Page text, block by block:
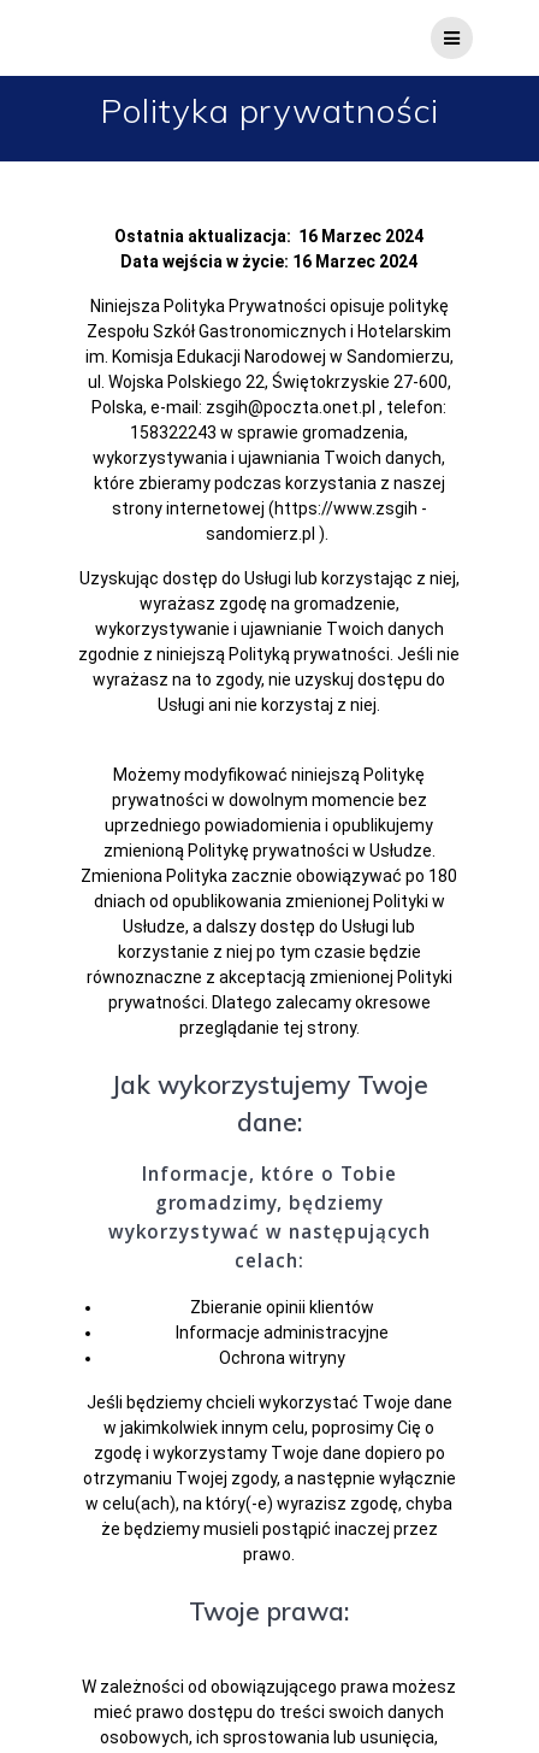
Polityka prywatności
Ostatnia aktualizacja: 16 Marzec 2024
Data wejścia w życie: 16 Marzec 2024
Niniejsza Polityka Prywatności opisuje politykę
Zespołu Szkół Gastronomicznych i Hotelarskim
im. Komisja Edukacji Narodowej w Sandomierzu,
ul. Wojska Polskiego 22, Świętokrzyskie 27-600,
Polska, e-mail: zsgih@poczta.onet.pl , telefon:
158322243 w sprawie gromadzenia,
wykorzystywania i ujawniania Twoich danych,
które zbieramy podczas korzystania z naszej
strony internetowej (https://www.zsgih -
sandomierz.pl ).
Uzyskując dostęp do Usługi lub korzystając z niej,
wyrażasz zgodę na gromadzenie,
wykorzystywanie i ujawnianie Twoich danych
zgodnie z niniejszą Polityką prywatności. Jeśli nie
wyrażasz na to zgody, nie uzyskuj dostępu do
Usługi ani nie korzystaj z niej.
Możemy modyfikować niniejszą Politykę
prywatności w dowolnym momencie bez
uprzedniego powiadomienia i opublikujemy
zmienioną Politykę prywatności w Usłudze.
Zmieniona Polityka zacznie obowiązywać po 180
dniach od opublikowania zmienionej Polityki w
Usłudze, a dalszy dostęp do Usługi lub
korzystanie z niej po tym czasie będzie
równoznaczne z akceptacją zmienionej Polityki
prywatności. Dlatego zalecamy okresowe
przeglądanie tej strony.
Jak wykorzystujemy Twoje
dane:
Informacje, które o Tobie
gromadzimy, będziemy
wykorzystywać w następujących
celach:
Zbieranie opinii klientów
Informacje administracyjne
Ochrona witryny
Jeśli będziemy chcieli wykorzystać Twoje dane
w jakimkolwiek innym celu, poprosimy Cię o
zgodę i wykorzystamy Twoje dane dopiero po
otrzymaniu Twojej zgody, a następnie wyłącznie
w celu(ach), na który(-e) wyrazisz zgodę, chyba
że będziemy musieli postąpić inaczej przez
prawo.
Twoje prawa:
W zależności od obowiązującego prawa możesz
mieć prawo dostępu do treści swoich danych
osobowych, ich sprostowania lub usunięcia,